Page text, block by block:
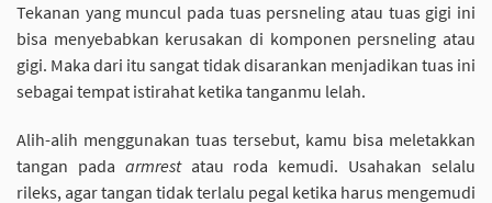
Tekanan yang muncul pada tuas persneling atau tuas gigi ini
bisa menyebabkan kerusakan di komponen persneling atau
gigi. Maka dari itu sangat tidak disarankan menjadikan tuas ini
sebagai tempat istirahat ketika tanganmu lelah.
Alih-alih menggunakan tuas tersebut, kamu bisa meletakkan
tangan pada armrestatau roda kemudi. Usahakan selalu
rileks, agar tangan tidak terlalu pegal ketika harus mengemudi